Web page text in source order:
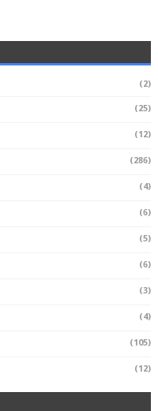
(2)
(25)
(12)
(286)
(4)
(6)
(5)
(6)
(3)
(4)
(105)
(12)